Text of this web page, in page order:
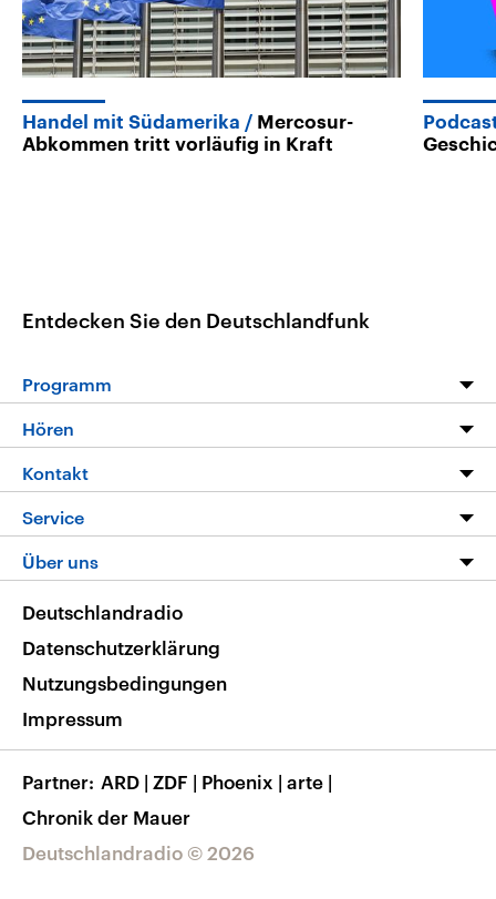
Handel mit Südamerika
Mercosur-
Abkommen tritt vorläufig in Kraft
Entdecken Sie den Deutschlandfunk
Programm
Programm
Die Nachrichten
Nachrichtenleicht
Neue Beiträge auf dlf.de
Hören
Livestream
Podcasts
Deutschlandfunk App
Nachrichten App
Frequenzen
Kontakt
Hörerservice
Service
FAQ
Veranstaltungen
Musikliste
RSS
Über uns
Barrierefreiheit
Deutschlandradio © 2026
Deutschlandradio
Datenschutzerklärung
Nutzungsbedingungen
Impressum
Partner ARD | ZDF | Phoenix | arte |
Chronik der Mauer